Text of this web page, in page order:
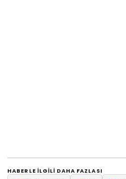
HABERLE ILGILI DAHA FAZLASI